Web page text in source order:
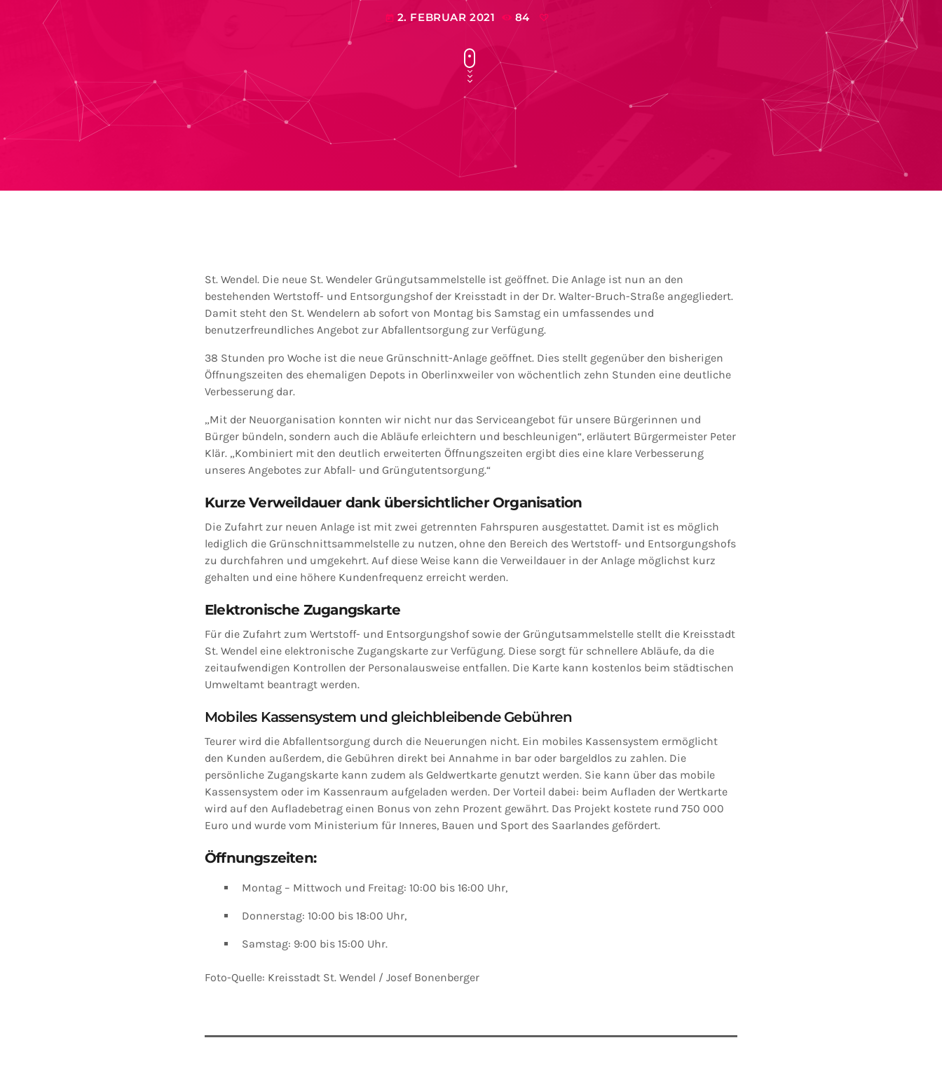
today 2. FEBRUAR 2021 84
St. Wendel. Die neue St. Wendeler Grüngutsammelstelle ist geöffnet. Die Anlage ist nun an den
bestehenden Wertstoff- und Entsorgungshof der Kreisstadt in der Dr. Walter-Bruch-Straße angegliedert.
Damit steht den St. Wendelern ab sofort von Montag bis Samstag ein umfassendes und
benutzerfreundliches Angebot zur Abfallentsorgung zur Verfügung.
38 Stunden pro Woche ist die neue Grünschnitt-Anlage geöffnet. Dies stellt gegenüber den bisherigen
Öffnungszeiten des ehemaligen Depots in Oberlinxweiler von wöchentlich zehn Stunden eine deutliche
Verbesserung dar.
„Mit der Neuorganisation konnten wir nicht nur das Serviceangebot für unsere Bürgerinnen und
Bürger bündeln, sondern auch die Abläufe erleichtern und beschleunigen“, erläutert Bürgermeister Peter
Klär. „Kombiniert mit den deutlich erweiterten Öffnungszeiten ergibt dies eine klare Verbesserung
unseres Angebotes zur Abfall- und Grüngutentsorgung.“
Kurze Verweildauer dank übersichtlicher Organisation
Die Zufahrt zur neuen Anlage ist mit zwei getrennten Fahrspuren ausgestattet. Damit ist es möglich
lediglich die Grünschnittsammelstelle zu nutzen, ohne den Bereich des Wertstoff- und Entsorgungshofs
zu durchfahren und umgekehrt. Auf diese Weise kann die Verweildauer in der Anlage möglichst kurz
gehalten und eine höhere Kundenfrequenz erreicht werden.
Elektronische Zugangskarte
Für die Zufahrt zum Wertstoff- und Entsorgungshof sowie der Grüngutsammelstelle stellt die Kreisstadt
St. Wendel eine elektronische Zugangskarte zur Verfügung. Diese sorgt für schnellere Abläufe, da die
zeitaufwendigen Kontrollen der Personalausweise entfallen. Die Karte kann kostenlos beim städtischen
Umweltamt beantragt werden.
Mobiles Kassensystem und gleichbleibende Gebühren
Teurer wird die Abfallentsorgung durch die Neuerungen nicht. Ein mobiles Kassensystem ermöglicht
den Kunden außerdem, die Gebühren direkt bei Annahme in bar oder bargeldlos zu zahlen. Die
persönliche Zugangskarte kann zudem als Geldwertkarte genutzt werden. Sie kann über das mobile
Kassensystem oder im Kassenraum aufgeladen werden. Der Vorteil dabei: beim Aufladen der Wertkarte
wird auf den Aufladebetrag einen Bonus von zehn Prozent gewährt. Das Projekt kostete rund 750 000
Euro und wurde vom Ministerium für Inneres, Bauen und Sport des Saarlandes gefördert.
Öffnungszeiten:
Montag – Mittwoch und Freitag: 10:00 bis 16:00 Uhr,
Donnerstag: 10:00 bis 18:00 Uhr,
Samstag: 9:00 bis 15:00 Uhr.
Foto-Quelle: Kreisstadt St. Wendel / Josef Bonenberger